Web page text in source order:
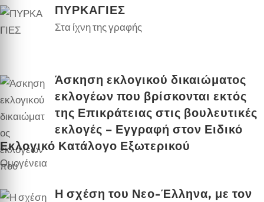
ΠΥΡΚΑΓΙΕΣ
Στα ίχνη της γραφής
Άσκηση εκλογικού δικαιώματος
εκλογέων που βρίσκονται εκτός
της Επικράτειας στις βουλευτικές
εκλογές – Εγγραφή στον Ειδικό
Εκλογικό Κατάλογο Εξωτερικού
Ομογένεια
Η σχέση του Νεο-Έλληνα, με τον